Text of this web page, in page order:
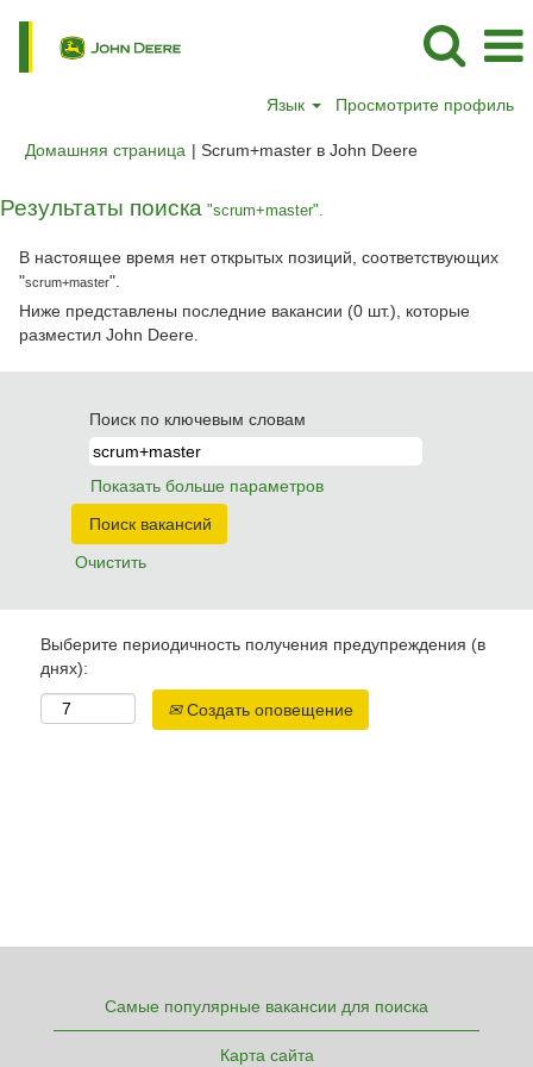
Язык Просмотрите профиль
Домашняя страница | Scrum+master в John Deere(текущая
Результаты поиска "scrum+master".
В настоящее время нет открытых позиций, соответствующих
"scrum+master".
Ниже представлены последние вакансии (0 шт.), которые
разместил John Deere.
Поиск по ключевым словам
Показать больше параметров
Очистить
Выберите периодичность получения предупреждения (в
днях):
Создать оповещение
Самые популярные вакансии для поиска
Карта сайта